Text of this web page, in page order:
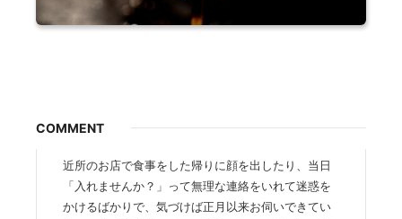
COMMENT
近所のお店で食事をした帰りに顔を出したり、当日
「入れませんか？」って無理な連絡をいれて迷惑を
かけるばかりで、気づけば正月以来お伺いできてい